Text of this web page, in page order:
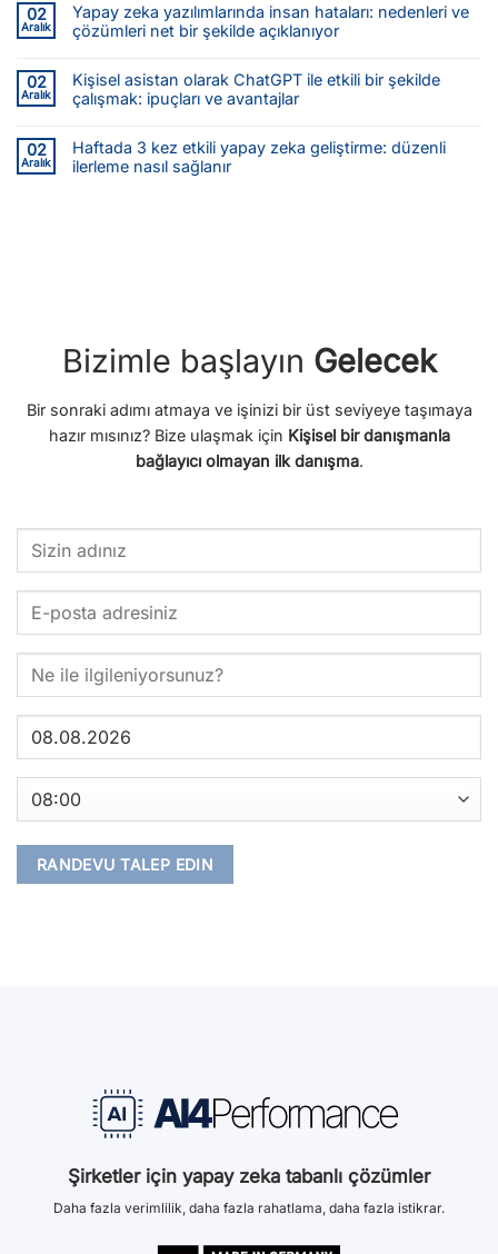
02
Aralık
Yapay zeka yazılımlarında insan hataları: nedenleri ve
çözümleri net bir şekilde açıklanıyor
02
Aralık
Kişisel asistan olarak ChatGPT ile etkili bir şekilde
çalışmak: ipuçları ve avantajlar
02
Aralık
Haftada 3 kez etkili yapay zeka geliştirme: düzenli
ilerleme nasıl sağlanır
Bizimle başlayın Gelecek
Bir sonraki adımı atmaya ve işinizi bir üst seviyeye taşımaya
hazır mısınız? Bize ulaşmak için Kişisel bir danışmanla
bağlayıcı olmayan ilk danışma.
Şirketler için yapay zeka tabanlı çözümler
Daha fazla verimlilik, daha fazla rahatlama, daha fazla istikrar.